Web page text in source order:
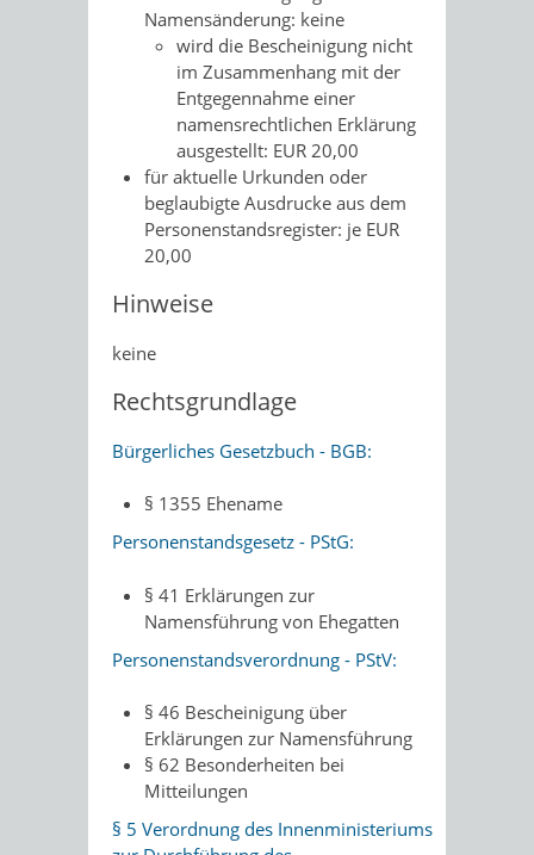
Namensänderung: keine
wird die Bescheinigung nicht
im Zusammenhang mit der
Entgegennahme einer
namensrechtlichen Erklärung
ausgestellt: EUR 20,00
für aktuelle Urkunden oder
beglaubigte Ausdrucke aus dem
Personenstandsregister: je EUR
20,00
Hinweise
keine
Rechtsgrundlage
Bürgerliches Gesetzbuch - BGB:
§ 1355 Ehename
Personenstandsgesetz - PStG:
§ 41 Erklärungen zur
Namensführung von Ehegatten
Personenstandsverordnung - PStV:
§ 46 Bescheinigung über
Erklärungen zur Namensführung
§ 62 Besonderheiten bei
Mitteilungen
§ 5 Verordnung des Innenministeriums